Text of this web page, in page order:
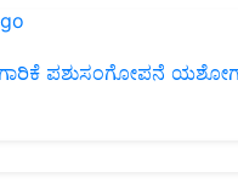
ಪಶುಸಂಗೋಪನೆ